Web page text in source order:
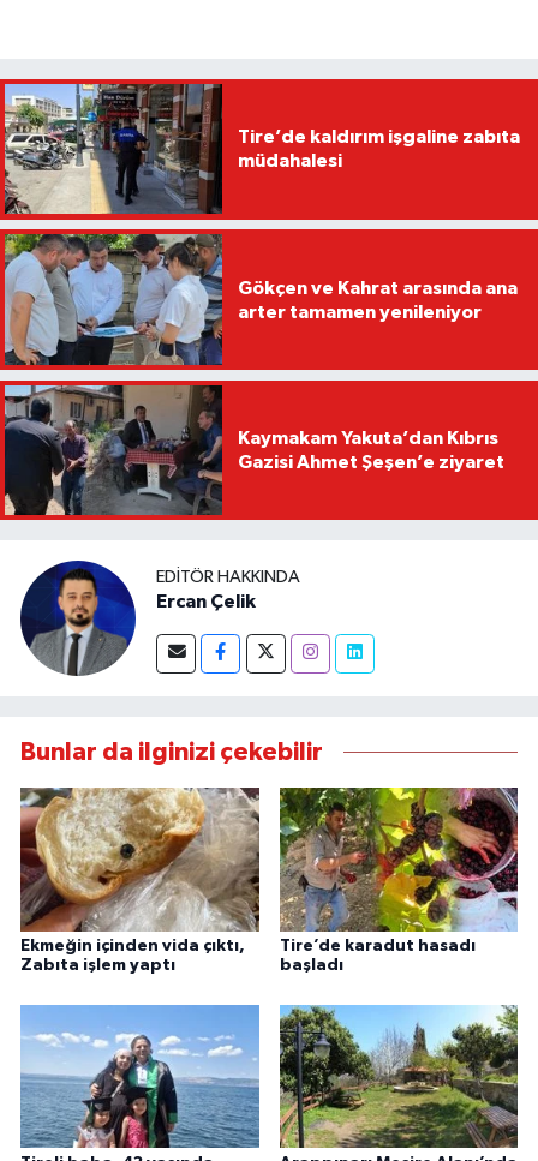
Tire’de kaldırım işgaline zabıta
müdahalesi
Gökçen ve Kahrat arasında ana
arter tamamen yenileniyor
Kaymakam Yakuta’dan Kıbrıs
Gazisi Ahmet Şeşen’e ziyaret
EDITÖR HAKKINDA
Ercan Çelik
Bunlar da ilginizi çekebilir
Ekmeğin içinden vida çıktı,
Zabıta işlem yaptı
Tire’de karadut hasadı
başladı